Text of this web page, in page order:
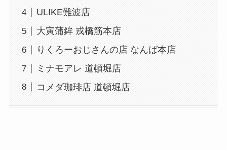
ULIKE難波店
大寅蒲鉾 戎橋筋本店
りくろーおじさんの店 なんば本店
ミナモアレ 道頓堀店
コメダ珈琲店 道頓堀店